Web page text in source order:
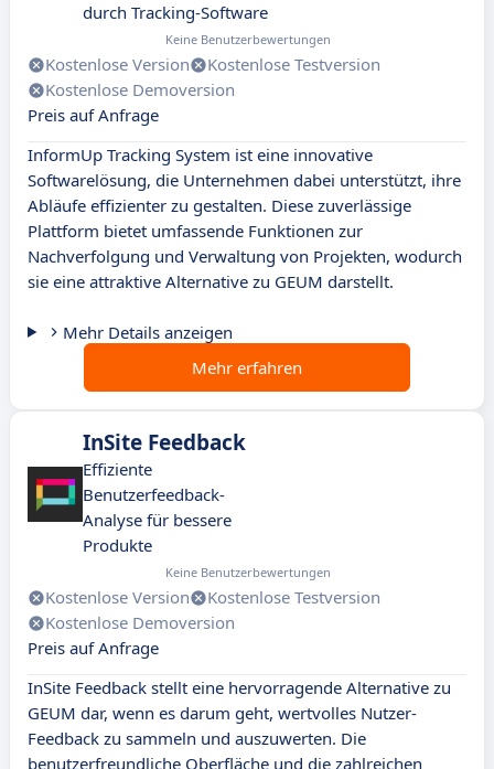
durch Tracking-Software
Keine Benutzerbewertungen
Kostenlose Version
Kostenlose Testversion
Kostenlose Demoversion
Preis auf Anfrage
InformUp Tracking System ist eine innovative
Softwarelösung, die Unternehmen dabei unterstützt, ihre
Abläufe effizienter zu gestalten. Diese zuverlässige
Plattform bietet umfassende Funktionen zur
Nachverfolgung und Verwaltung von Projekten, wodurch
sie eine attraktive Alternative zu GEUM darstellt.
Mehr Details anzeigen
Mehr erfahren
InSite Feedback
Effiziente
Benutzerfeedback-
Analyse für bessere
Produkte
Keine Benutzerbewertungen
Kostenlose Version
Kostenlose Testversion
Kostenlose Demoversion
Preis auf Anfrage
InSite Feedback stellt eine hervorragende Alternative zu
GEUM dar, wenn es darum geht, wertvolles Nutzer-
Feedback zu sammeln und auszuwerten. Die
benutzerfreundliche Oberfläche und die zahlreichen